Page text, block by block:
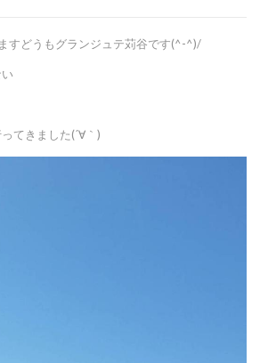
すどうもグランジュテ苅谷です(^-^)/
てきました(´∀｀)